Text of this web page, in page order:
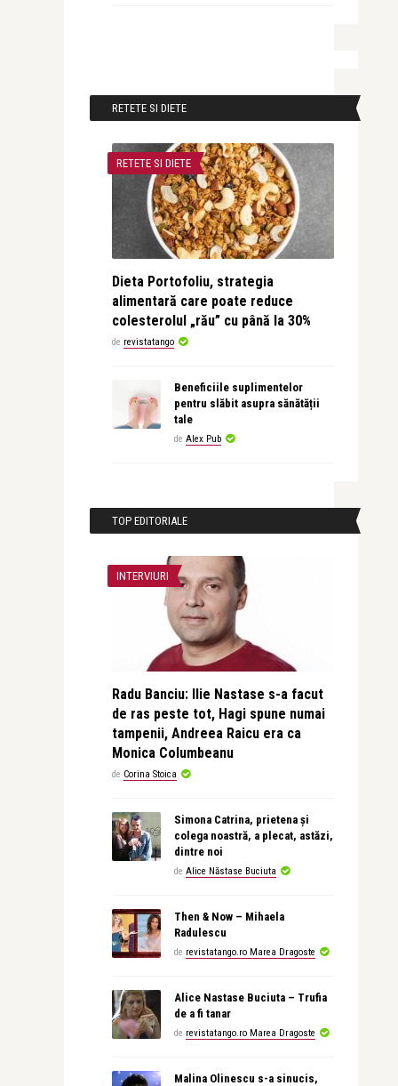
RETETE SI DIETE
RETETE SI DIETE
Dieta Portofoliu, strategia
alimentară care poate reduce
colesterolul „rău” cu până la 30%
de revistatango
Beneficiile suplimentelor
pentru slăbit asupra sănătății
tale
de Alex Pub
TOP EDITORIALE
INTERVIURI
Radu Banciu: Ilie Nastase s-a facut
de ras peste tot, Hagi spune numai
tampenii, Andreea Raicu era ca
Monica Columbeanu
de Corina Stoica
Simona Catrina, prietena și
colega noastră, a plecat, astăzi,
dintre noi
de Alice Năstase Buciuta
Then & Now – Mihaela
Radulescu
de revistatango.ro Marea Dragoste
Alice Nastase Buciuta – Trufia
de a fi tanar
de revistatango.ro Marea Dragoste
Malina Olinescu s-a sinucis,